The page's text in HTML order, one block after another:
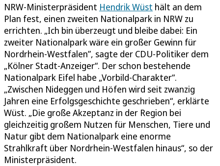
NRW-Ministerpräsident Hendrik Wüst hält an dem
Plan fest, einen zweiten Nationalpark in NRW zu
errichten. „Ich bin überzeugt und bleibe dabei: Ein
zweiter Nationalpark wäre ein großer Gewinn für
Nordrhein-Westfalen”, sagte der CDU-Politiker dem
„Kölner Stadt-Anzeiger“. Der schon bestehende
Nationalpark Eifel habe „Vorbild-Charakter“.
„Zwischen Nideggen und Höfen wird seit zwanzig
Jahren eine Erfolgsgeschichte geschrieben“, erklärte
Wüst. „Die große Akzeptanz in der Region bei
gleichzeitig großem Nutzen für Menschen, Tiere und
Natur gibt dem Nationalpark eine enorme
Strahlkraft über Nordrhein-Westfalen hinaus“, so der
Ministerpräsident.